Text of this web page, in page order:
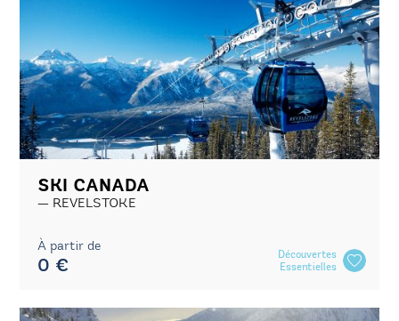
SKI CANADA
REVELSTOKE
À partir de
0 €
Découvertes
Essentielles